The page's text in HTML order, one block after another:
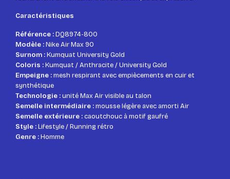
Caractéristiques
Référence :DQ8974-800
Modèle :Nike Air Max 90
Surnom :Kumquat University Gold
Coloris :Kumquat / Anthracite / University Gold
Empeigne :mesh respirant avec empiècements en cuir et
synthétique
Technologie :unité Max Air visible au talon
Semelle intermédiaire :mousse légère avec amorti Air
Semelle extérieure :caoutchouc à motif gaufré
Style :Lifestyle / Running rétro
Genre :Homme